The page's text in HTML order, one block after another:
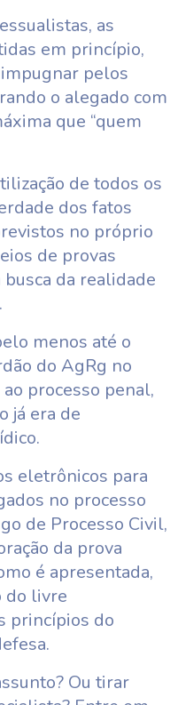
as
em princípio,
pelos
o alegado com
que “quem
de todos os
dos fatos
no próprio
de provas
da realidade
menos até o
do AgRg no
processo penal,
já era de
eletrônicos para
no processo
de Processo Civil,
da prova
é apresentada,
do livre
princípios do
Ou tirar